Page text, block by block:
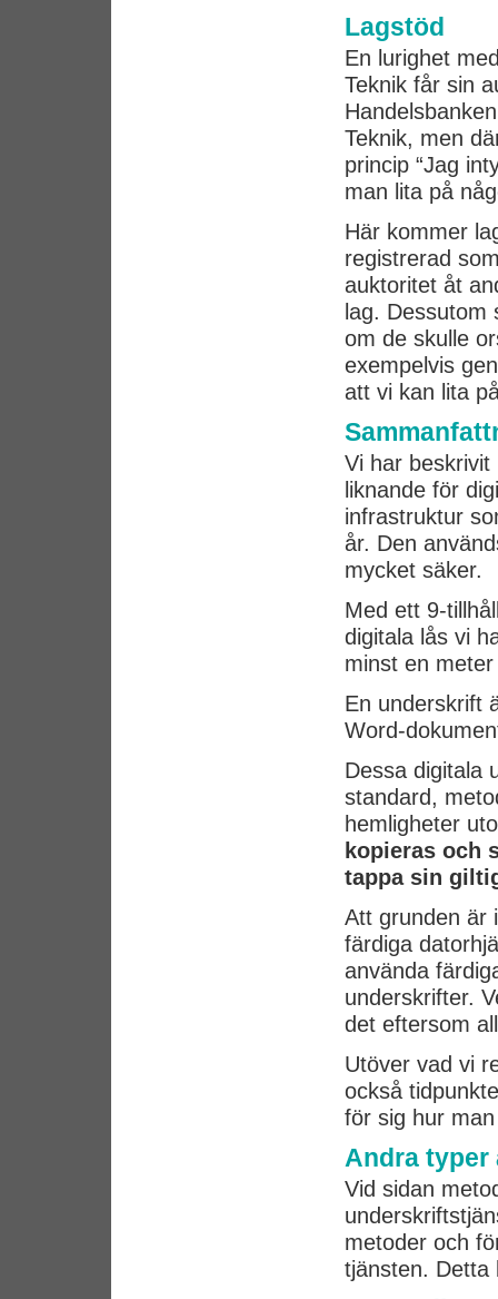
Lagstöd
En lurighet
Teknik får sin
Teknik, men
princip “Jag
man lita på
Här kommer
registrerad
auktoritet åt
lag. Dessutom
om de skulle
exempelvis
att vi kan lita
Vi har
liknande för
infrastruktur
år. Den
mycket säker.
Med ett 9-
digitala lås vi
minst en
En underskrift
Word-
Dessa digitala
standard,
hemligheter
kopieras och
tappa sin
Att grunden är
färdiga
använda
underskrifter.
det eftersom
Utöver vad vi
också
för sig hur
Andra
Vid sidan
metoder och
tjänsten. Detta